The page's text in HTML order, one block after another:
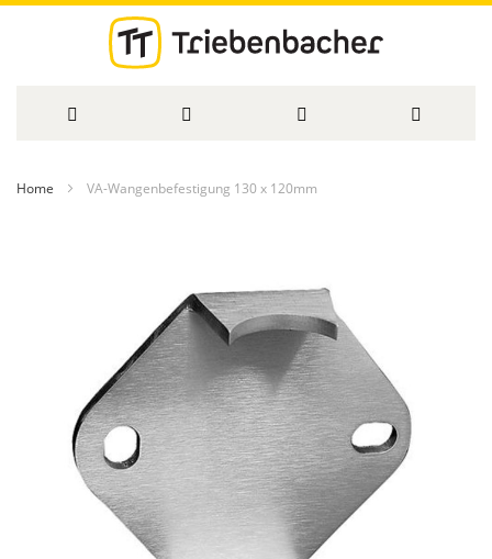
Home VA-Wangenbefestigung 130 x 120mm